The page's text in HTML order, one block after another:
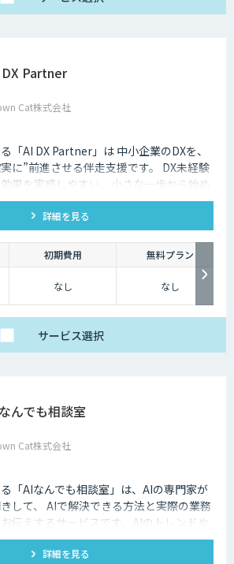
Partner
Cat株式会社
「AI DX Partner」は 中小企業のDXを、
に”前進させる伴走支援です。 DX未経験
果を実感しやすい、小さな一歩から始め
。 AI DX Partnerは、大手企業のDX支援
ースに、 地方・中小企業のための“現実
・運用まで一貫して支援いたします。 私
発×AIの力で、現場に寄り添った 『ちょ
します。
詳細を見る
初期費用 無料プラン
なし なし
サービス選択
んでも相談室
Cat株式会社
「AIなんでも相談室」は、AIの専門家が
して、 AIで解決できる方法と実際の業務
伝えするサービスです。AIのトレンドや
、自社にあった活用を安価にクイックに
詳細を見る